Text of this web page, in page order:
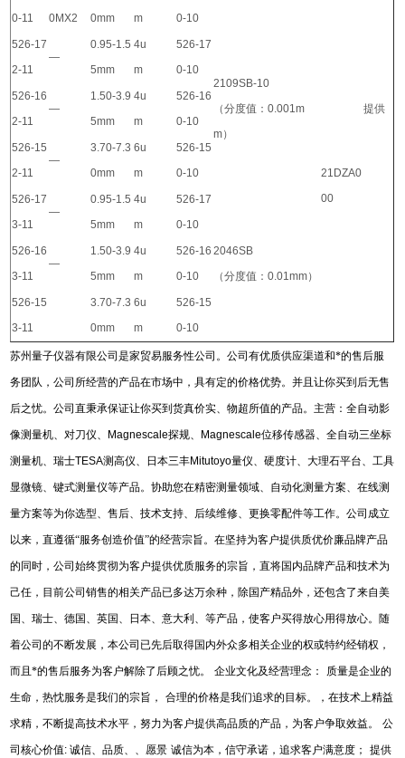
提供
0-11
0MX2
0mm
m
0-10
526-17
2-11
—
0.95-1.5
5mm
4u
m
526-17
0-10
2109SB-10
（分度值：0.001m
m）
21DZA0
00
526-16
2-11
—
1.50-3.9
5mm
4u
m
526-16
0-10
526-15
2-11
—
3.70-7.3
0mm
6u
m
526-15
0-10
526-17
3-11
—
0.95-1.5
5mm
4u
m
526-17
0-10
2046SB
（分度值：0.01mm）
526-16
3-11
—
1.50-3.9
5mm
4u
m
526-16
0-10
526-15
3-11
3.70-7.3
0mm
6u
m
526-15
0-10
苏州量子仪器有限公司是家贸易服务性公司。公司有优质供应渠道和*的售后服
务团队，公司所经营的产品在市场中，具有定的价格优势。并且让你买到后无售
后之忧。公司直秉承保证让你买到货真价实、物超所值的产品。主营：全自动影
像测量机、对刀仪、 Magnescale探规、 Magnescale位移传感器、全自动三坐标
测量机、瑞士TESA测高仪、日本三丰Mitutoyo量仪、硬度计、大理石平台、工具
显微镜、键式测量仪等产品。协助您在精密测量领域、自动化测量方案、在线测
量方案等为你选型、售后、技术支持、后续维修、更换零配件等工作。公司成立
以来，直遵循“服务创造价值”的经营宗旨。在坚持为客户提供质优价廉品牌产品
的同时，公司始终贯彻为客户提供优质服务的宗旨，直将国内品牌产品和技术为
己任，目前公司销售的相关产品已多达万余种，除国产精品外，还包含了来自美
国、瑞士、德国、英国、日本、意大利、等产品，使客户买得放心用得放心。随
着公司的不断发展，本公司已先后取得国内外众多相关企业的权或特约经销权，
而且*的售后服务为客户解除了后顾之忧。 企业文化及经营理念： 质量是企业的
生命，热忱服务是我们的宗旨， 合理的价格是我们追求的目标。，在技术上精益
求精，不断提高技术水平，努力为客户提供高品质的产品，为客户争取效益。 公
司核心价值:诚信、品质、、愿景 诚信为本，信守承诺，追求客户满意度； 提供